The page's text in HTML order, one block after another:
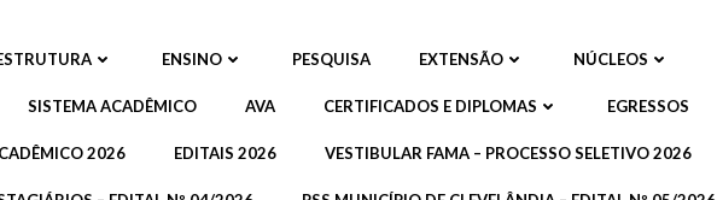
ENSINO PESQUISA EXTENSÃO NÚCLEOS
SISTEMA ACADÊMICO AVA CERTIFICADOS E DIPLOMAS EGRESSOS
2026 EDITAIS 2026 VESTIBULAR FAMA – PROCESSO SELETIVO 2026